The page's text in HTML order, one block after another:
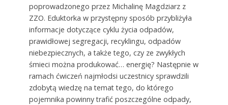
poprowadzonego przez Michalinę Magdziarz z
ZZO. Eduktorka w przystępny sposób przybliżyła
informacje dotyczące cyklu życia odpadów,
prawidłowej segregacji, recyklingu, odpadów
niebezpiecznych, a także tego, czy ze zwykłych
śmieci można produkować… energię? Następnie w
ramach ćwiczeń najmłodsi uczestnicy sprawdzili
zdobytą wiedzę na temat tego, do którego
pojemnika powinny trafić poszczególne odpady,